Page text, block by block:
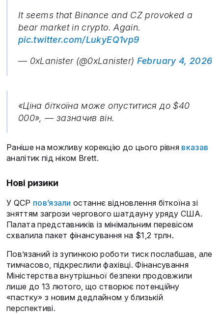
It seems that Binance and CZ provoked a
bear market in crypto. Again.
pic.twitter.com/LukyEQ1vp9
— 0xLanister (@0xLanister) February 4, 2026
«Ціна біткоїна може опуститися до $40
000», — зазначив він.
Раніше на можливу корекцію до цього рівня вказав
аналітик під ніком Brett.
Нові ризики
У QCP пов’язали останнє відновлення біткоїна зі
зняттям загрози чергового шатдауну уряду США.
Палата представників із мінімальним перевісом
схвалила пакет фінансування на $1,2 трлн.
Пов’язаний із зупинкою роботи тиск послабшав, але
тимчасово, підкреслили фахівці. Фінансування
Міністерства внутрішньої безпеки продовжили
лише до 13 лютого, що створює потенційну
«пастку» з новим дедлайном у близькій
перспективі.